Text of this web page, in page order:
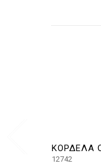
ΚΟΡΔΕΛΑ
12742